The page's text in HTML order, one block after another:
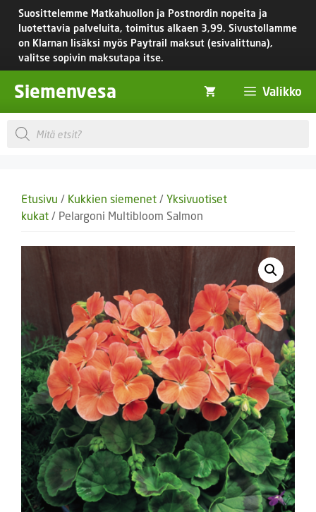
Siirry
sisältöön
Suosittelemme Matkahuollon ja Postnordin nopeita ja
luotettavia palveluita, toimitus alkaen 3,99. Sivustollamme
on Klarnan lisäksi myös Paytrail maksut (esivalittuna),
valitse sopivin maksutapa itse.
Siemenvesa Valikko
Products
search
Etusivu / Kukkien siemenet / Yksivuotiset
kukat / Pelargoni Multibloom Salmon